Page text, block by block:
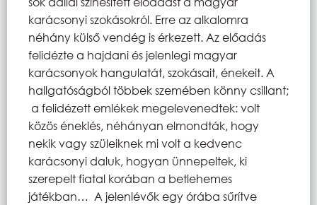
karácsonyi szokásokról. Erre az alkalomra
néhány külső vendég is érkezett. Az előadás
felidézte a hajdani és jelenlegi magyar
karácsonyok hangulatát, szokásait, énekeit. A
hallgatóságból többek szemében könny csillant;
a felidézett emlékek megelevenedtek: volt
közös éneklés, néhányan elmondták, hogy
nekik vagy szüleiknek mi volt a kedvenc
karácsonyi daluk, hogyan ünnepeltek, ki
szerepelt fiatal korában a betlehemes
játékban… A jelenlévők egy órába sűrítve